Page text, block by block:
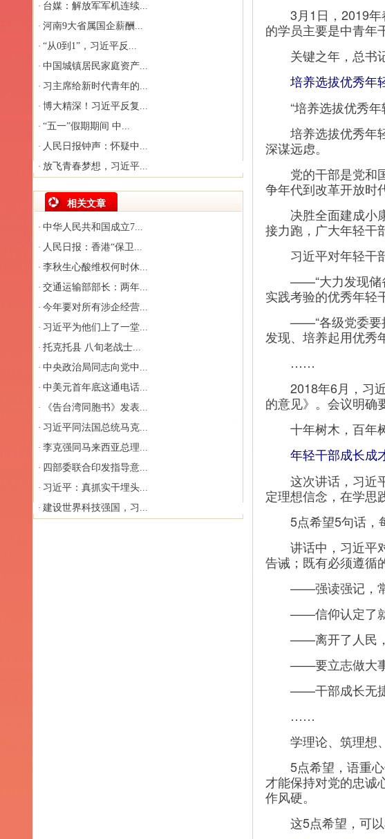
· 台媒：解放军军机连续...
· 河南9大省属国企薪酬...
· “从0到1”，习近平反...
· 中国城镇居民家庭资产...
· 习主席给新时代青年的...
· 博大精深！习近平反复...
· “五一”假期期间 中...
· 人民日报钟声：怀疑中...
· 放飞青春梦想，习近平...
相关文章
· 中华人民共和国成立7...
· 人民日报：香港“保卫...
· 李秋生心酸维权何时休...
· 交通运输部部长：两年...
· 今年要对所有涉企经营...
· 习近平为他们上了一堂...
· 托克托县 八旬老战士...
· 中央政治局同志向党中...
· 中美元首年底这通电话...
· 《告台湾同胞书》发表...
· 习近平同法国总统马克...
· 李克强同马来西亚总理...
· 四部委联合印发指导意...
· 习近平：真抓实干埋头...
· 建设世界科技强国，习...
3月1日，2019年
的学员主要是中青年
关键之年，总书记
培养选拔优秀年
“培养选拔优秀年
培养选拔优秀年轻
深谋远虑。
党的干部是党和国
争年代到改革开放时
决胜全面建成小康
接力跑，广大年轻干
习近平对年轻干部
——“大力发现储备
实践考验的优秀年轻
——“各级党委要把
发现、培养起用优秀
……
2018年6月，习近
的意见》。会议明确
十年树木，百年树
年轻干部成长成
这次讲话，习近平
定理想信念，在学思
5点希望5句话，每
讲话中，习近平对
告诫；既有必须遵循
——强读强记，常
——信仰认定了就
——离开了人民，
——要立志做大事
——干部成长无捷
……
学理论、筑理想、
5点希望，语重心
才能保持对党的忠诚
作风硬。
这5点希望，可以